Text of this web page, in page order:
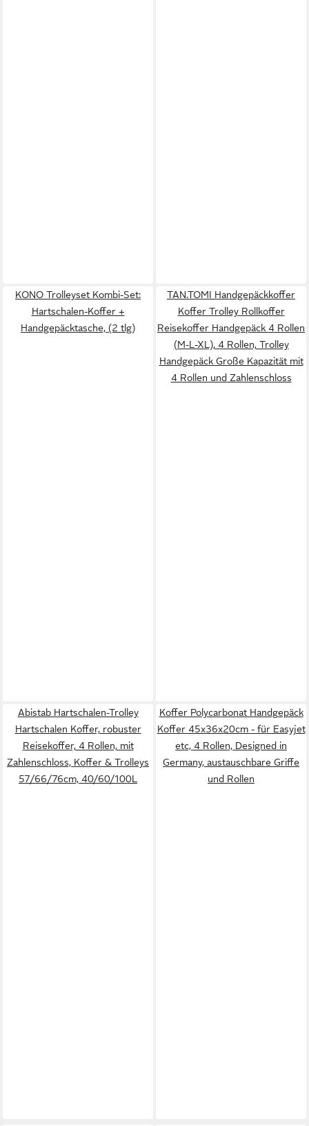
KONO Trolleyset Kombi-Set:
Hartschalen-Koffer +
Handgepäcktasche, (2 tlg)
TAN.TOMI Handgepäckkoffer
Koffer Trolley Rollkoffer
Reisekoffer Handgepäck 4 Rollen
(M-L-XL), 4 Rollen, Trolley
Handgepäck Große Kapazität mit
4 Rollen und Zahlenschloss
Abistab Hartschalen-Trolley
Hartschalen Koffer, robuster
Reisekoffer, 4 Rollen, mit
Zahlenschloss, Koffer & Trolleys
57/66/76cm, 40/60/100L
Koffer Polycarbonat Handgepäck
Koffer 45x36x20cm - für Easyjet
etc, 4 Rollen, Designed in
Germany, austauschbare Griffe
und Rollen